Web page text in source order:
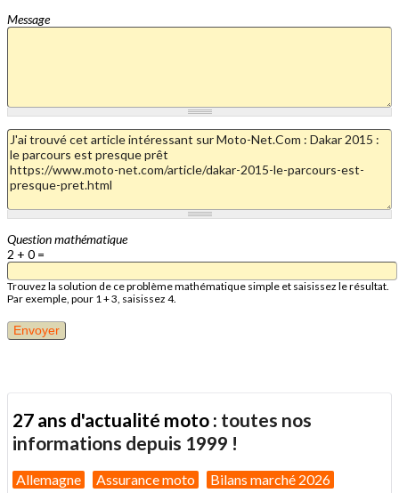
Message
Question mathématique
2 + 0 =
Trouvez la solution de ce problème mathématique simple et saisissez le résultat.
Par exemple, pour 1 + 3, saisissez 4.
27 ans d'actualité moto : toutes nos
informations depuis 1999 !
Allemagne Assurance moto Bilans marché 2026